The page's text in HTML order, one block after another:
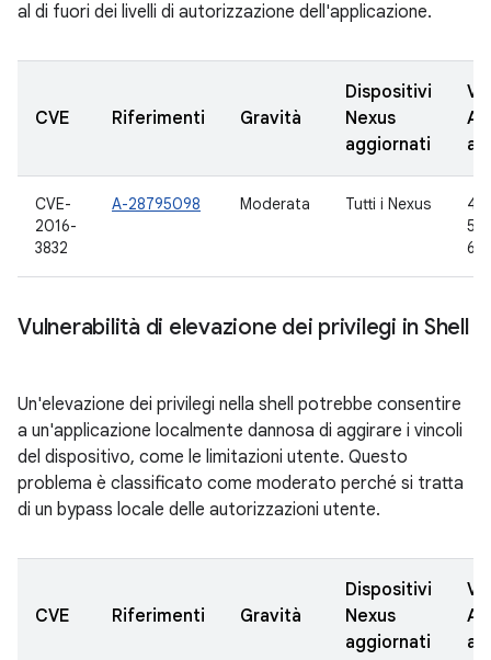
al di fuori dei livelli di autorizzazione dell'applicazione.
CVE Riferimenti Gravità
Dispositivi
Nexus
aggiornati
CVE-
2016-
3832
A-28795098 Moderata Tutti i Nexus
Vulnerabilità di elevazione dei privilegi in Shell
Un'elevazione dei privilegi nella shell potrebbe consentire
a un'applicazione localmente dannosa di aggirare i vincoli
del dispositivo, come le limitazioni utente. Questo
problema è classificato come moderato perché si tratta
di un bypass locale delle autorizzazioni utente.
CVE Riferimenti Gravità
Dispositivi
Nexus
aggiornati